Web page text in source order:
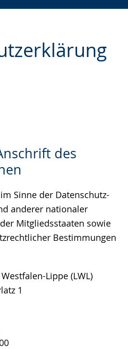
des
Sinne der Datenschutz-
anderer nationaler
Mitgliedsstaaten sowie
Bestimmungen
Lippe (LWL)
1